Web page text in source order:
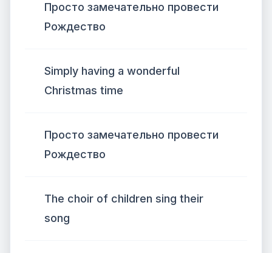
Просто замечательно провести
Рождество
Simply having a wonderful
Christmas time
Просто замечательно провести
Рождество
The choir of children sing their
song